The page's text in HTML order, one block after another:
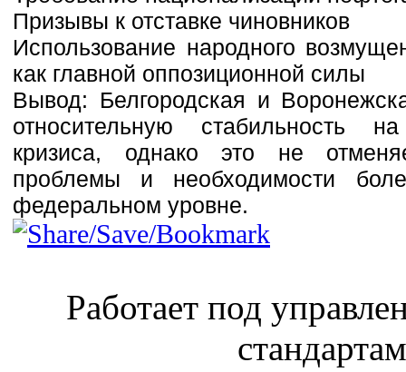
Призывы к отставке чиновников
Использование народного
как главной оппозиционной силы
Вывод: Белгородская и
относительную стабильность
кризиса, однако это не
проблемы и необходимости
федеральном уровне.
Работает под